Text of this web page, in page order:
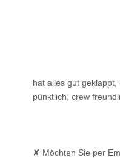
hat alles gut
pünktlich, crew
✘ Möchten Sie per